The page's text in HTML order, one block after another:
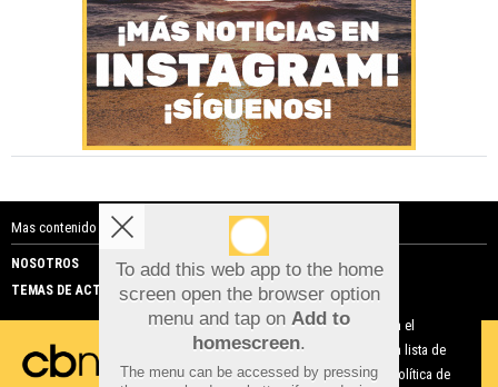
Mas contenido de Costa Blanca Noticias:
NOSOTROS
PUBLICIDAD
TEMAS DE ACTUALIDAD
To add this web app to the home
screen open the browser option
menu and tap on Add to
homescreen.
The menu can be accessed by pressing
Aviso sobre el Uso de cookies:
Utilizamos cookies nuestras y de terceros para el
funcionamiento del digital. Puedes consultar la lista de
cookies y como desconectarlas. Ver nuestra Política de